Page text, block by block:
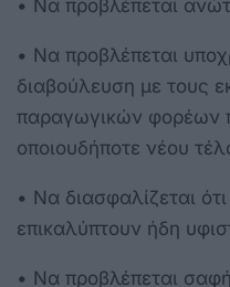
• Να προβλέπεται
• Να προβλέπεται
διαβούλευση με τους
παραγωγικών φορέων
οποιουδήποτε νέου
• Να διασφαλίζεται
επικαλύπτουν ήδη
• Να προβλέπεται